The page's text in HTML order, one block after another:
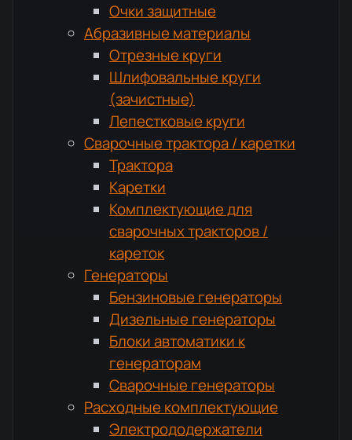
Очки защитные
Абразивные материалы
Отрезные круги
Шлифовальные круги
(зачистные)
Лепестковые круги
Сварочные трактора / каретки
Трактора
Каретки
Комплектующие для
сварочных тракторов /
кареток
Генераторы
Бензиновые генераторы
Дизельные генераторы
Блоки автоматики к
генераторам
Сварочные генераторы
Расходные комплектующие
Электрододержатели